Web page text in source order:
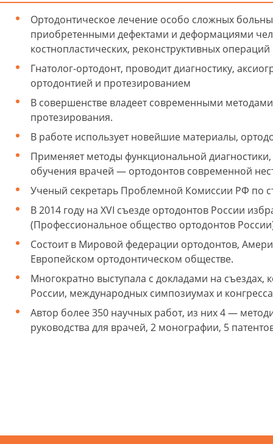
Ортодонтическое лечение особо сложных
приобретенными дефектами и деформациями
костнопластических, реконструктивных
Гнатолог-ортодонт, проводит диагностику,
ортодонтией и протезированием
В совершенстве владеет современными
протезирования.
В работе использует новейшие материалы,
Применяет методы функциональной
обучения врачей — ортодонтов современной
Ученый секретарь Проблемной Комиссии РФ по
В 2014 году на XVI съезде ортодонтов России
(Профессиональное общество ортодонтов
Состоит в Мировой федерации ортодонтов,
Европейском ортодонтическом обществе.
Многократно выступала с докладами на
России, международных симпозиумах и
Автор более 350 научных работ, из них 4 —
руководства для врачей, 2 монографии, 5